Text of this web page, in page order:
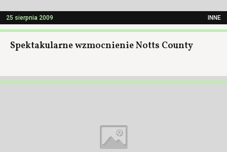
25 sierpnia 2009 INNE
Spektakularne wzmocnienie Notts County